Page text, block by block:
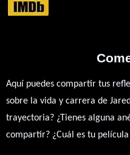
Aquí puedes compartir tus
sobre la vida y carrera de
trayectoria? ¿Tienes alguna
compartir? ¿Cuál es tu